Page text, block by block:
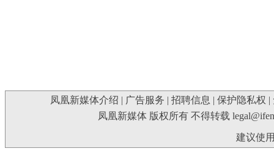
凤凰新媒体介绍 | 广告服务 | 招聘信息 | 保护隐私权 |
凤凰新媒体 版权所有 不得转载
建议使